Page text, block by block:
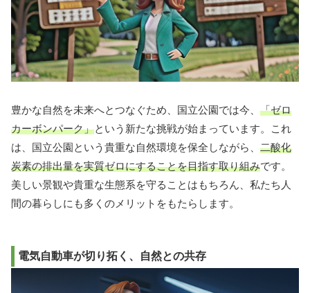
豊かな自然を未来へとつなぐため、国立公園では今、 「ゼロ
カーボンパーク」という新たな挑戦が始まっています。これ
は、国立公園という貴重な自然環境を保全しながら、 二酸化
炭素の排出量を実質ゼロにすることを目指す取り組みです。
美しい景観や貴重な生態系を守ることはもちろん、私たち人
間の暮らしにも多くのメリットをもたらします。
電気自動車が切り拓く、自然との共存